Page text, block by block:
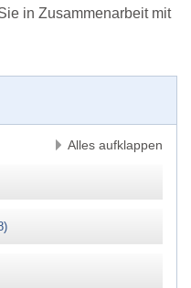
in Zusammenarbeit mit
Alles aufklappen